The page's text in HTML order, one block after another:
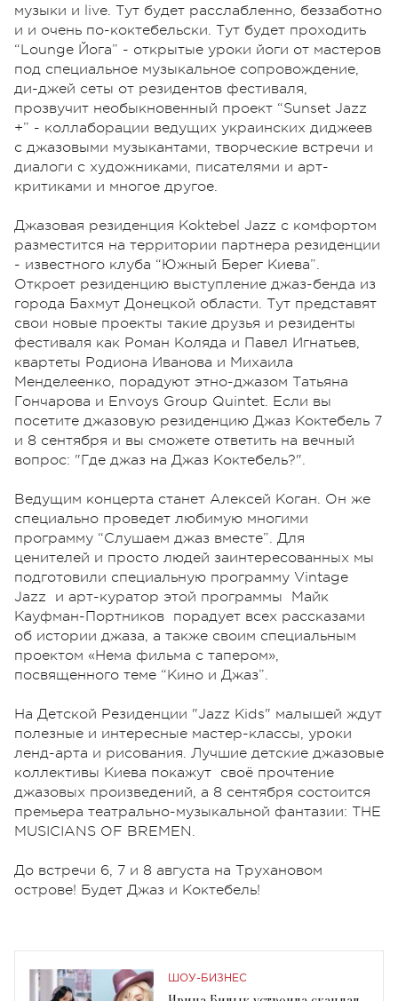
музыки и live. Тут будет расслабленно, беззаботно
и и очень по-коктебельски. Тут будет проходить
“Lounge Йога” - открытые уроки йоги от мастеров
под специальное музыкальное сопровождение,
ди-джей сеты от резидентов фестиваля,
прозвучит необыкновенный проект “Sunset Jazz
+” - коллаборации ведущих украинских диджеев
с джазовыми музыкантами, творческие встречи и
диалоги с художниками, писателями и арт-
критиками и многое другое.
Джазовая резиденция Koktebel Jazz с комфортом
разместится на территории партнера резиденции
- известного клуба “Южный Берег Киева”.
Откроет резиденцию выступление джаз-бенда из
города Бахмут Донецкой области. Тут представят
свои новые проекты такие друзья и резиденты
фестиваля как Роман Коляда и Павел Игнатьев,
квартеты Родиона Иванова и Михаила
Менделеенко, порадуют этно-джазом Татьяна
Гончарова и Envoys Group Quintet. Если вы
посетите джазовую резиденцию Джаз Коктебель 7
и 8 сентября и вы сможете ответить на вечный
вопрос: "Где джаз на Джаз Коктебель?".
Ведущим концерта станет Алексей Коган. Он же
специально проведет любимую многими
программу “Слушаем джаз вместе”. Для
ценителей и просто людей заинтересованных мы
подготовили специальную программу Vintage
Jazz и арт-куратор этой программы Майк
Кауфман-Портников порадует всех рассказами
об истории джаза, а также своим специальным
проектом «Нема фильма с тапером»,
посвященного теме “Кино и Джаз”.
На Детской Резиденции "Jazz Kids" малышей ждут
полезные и интересные мастер-классы, уроки
ленд-арта и рисования. Лучшие детские джазовые
коллективы Киева покажут своё прочтение
джазовых произведений, а 8 сентября состоится
премьера театрально-музыкальной фантазии: THE
MUSICIANS OF BREMEN.
До встречи 6, 7 и 8 августа на Трухановом
острове! Будет Джаз и Коктебель!
ШОУ-БИЗНЕС